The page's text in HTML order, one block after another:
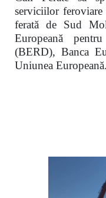
serviciilor
ferată de Sud
Europeană
(BERD), Banca
Uniunea Europeană.